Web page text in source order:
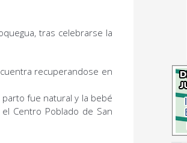
tras celebrarse la
recuperandose en
parto fue natural y la bebé
Centro Poblado de San